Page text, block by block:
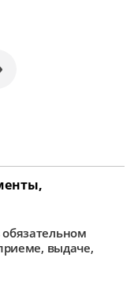
выдаче,